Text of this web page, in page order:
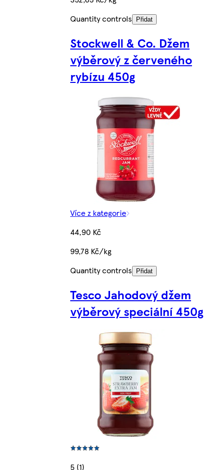
Quantity controls
Přidat
Stockwell & Co. Džem
výběrový z červeného
rybízu 450g
Více z kategorie
44,90 Kč
99,78 Kč/kg
Quantity controls
Přidat
Tesco Jahodový džem
výběrový speciální 450g
5 (1)